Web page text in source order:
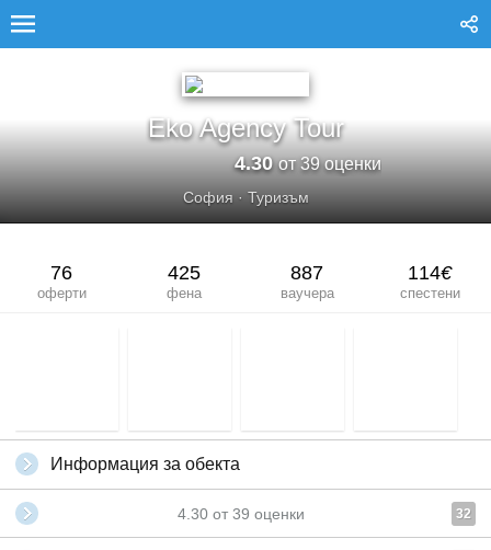
Eko Agency Tour
4.30от 39 оценки
София· Туризъм
76
оферти
425
фена
887
ваучера
114€
спестени
Информация за обекта
4.30 от 39 оценки 32